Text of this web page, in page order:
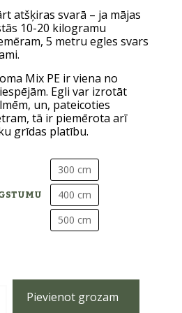
atšķiras svarā – ja mājas
10-20 kilogramu
5 metru egles svars
Mix PE ir viena no
Egli var izrotāt
un, pateicoties
tā ir piemērota arī
grīdas platību.
300 cm
400 cm
500 cm
Pievienot grozam